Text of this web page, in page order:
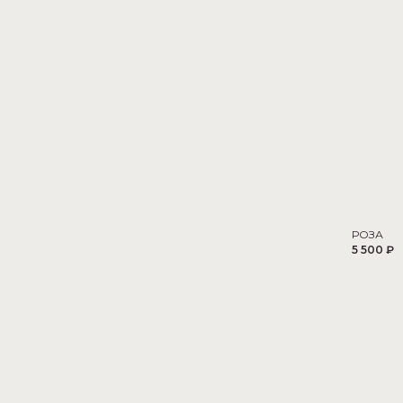
РОЗА
5 500 ₽